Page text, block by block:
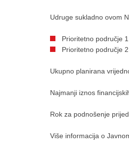
Udruge sukladno ovom
Prioritetno područje
Prioritetno područje
Ukupno planirana
Najmanji iznos
Rok za podnošenje
Više informacija o